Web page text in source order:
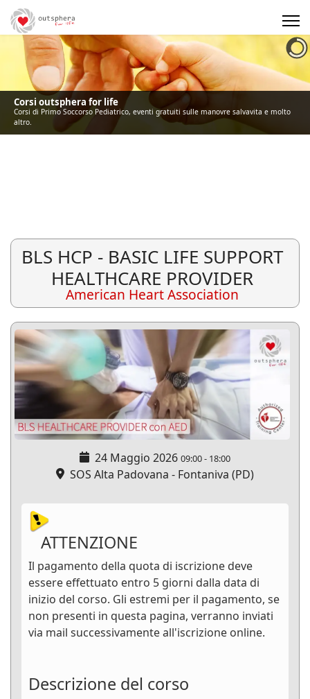
Corsi outsphera for life
Corsi di Primo Soccorso Pediatrico, eventi gratuiti sulle manovre salvavita e molto
altro.
BLS HCP - BASIC LIFE SUPPORT
HEALTHCARE PROVIDER
American Heart Association
24 Maggio 2026 09:00- 18:00
SOS Alta Padovana - Fontaniva (PD)
ATTENZIONE
Il pagamento della quota di iscrizione deve
essere effettuato entro 5 giorni dalla data di
inizio del corso. Gli estremi per il pagamento, se
non presenti in questa pagina, verranno inviati
via mail successivamente all'iscrizione online.
Descrizione del corso